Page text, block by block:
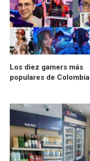
Los diez gamers más
populares de Colombia